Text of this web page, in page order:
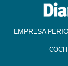
EMPRESA